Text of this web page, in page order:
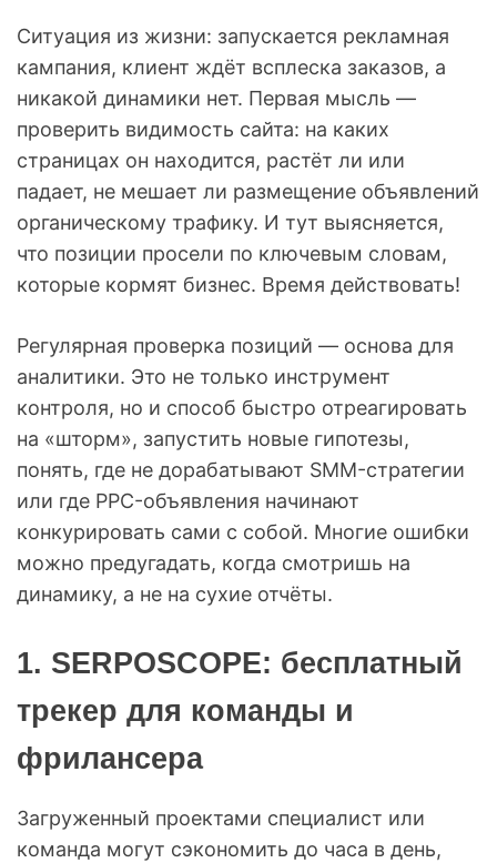
Ситуация из жизни: запускается рекламная
кампания, клиент ждёт всплеска заказов, а
никакой динамики нет. Первая мысль —
проверить видимость сайта: на каких
страницах он находится, растёт ли или
падает, не мешает ли размещение объявлений
органическому трафику. И тут выясняется,
что позиции просели по ключевым словам,
которые кормят бизнес. Время действовать!
Регулярная проверка позиций — основа для
аналитики. Это не только инструмент
контроля, но и способ быстро отреагировать
на «шторм», запустить новые гипотезы,
понять, где не дорабатывают SMM-стратегии
или где PPC-объявления начинают
конкурировать сами с собой. Многие ошибки
можно предугадать, когда смотришь на
динамику, а не на сухие отчёты.
1. SERPOSCOPE: бесплатный
трекер для команды и
фрилансера
Загруженный проектами специалист или
команда могут сэкономить до часа в день,